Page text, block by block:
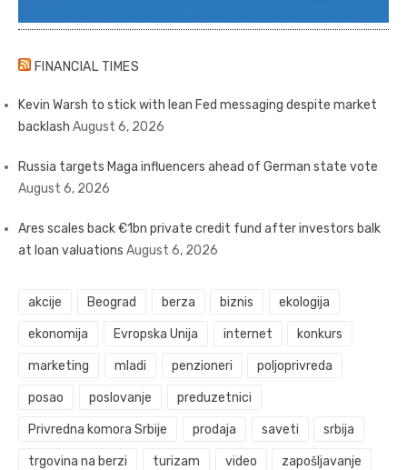
FINANCIAL TIMES
Kevin Warsh to stick with lean Fed messaging despite market
backlash August 6, 2026
Russia targets Maga influencers ahead of German state vote
August 6, 2026
Ares scales back €1bn private credit fund after investors balk
at loan valuations August 6, 2026
akcije Beograd berza biznis ekologija
ekonomija Evropska Unija internet konkurs
marketing mladi penzioneri poljoprivreda
posao poslovanje preduzetnici
Privredna komora Srbije prodaja saveti srbija
trgovina na berzi turizam video zapošljavanje